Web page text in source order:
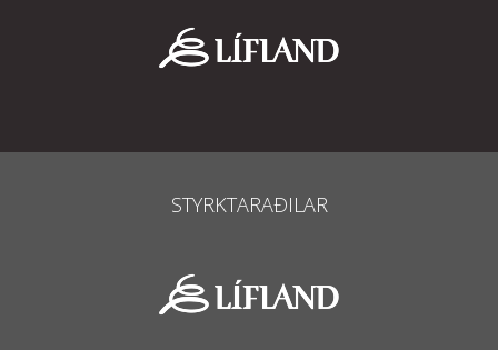
STYRKTARAÐILAR